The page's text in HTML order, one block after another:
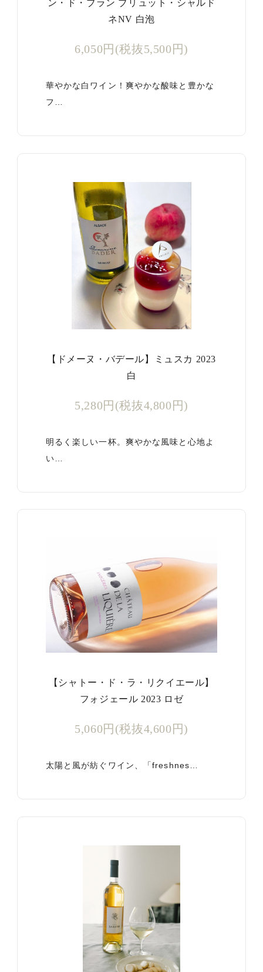
ン・ド・ブラン ブリュット・シャルド
ネNV 白泡
6,050円(税抜5,500円)
華やかな白ワイン！爽やかな酸味と豊かな
フ…
【ドメーヌ・バデール】ミュスカ 2023
白
5,280円(税抜4,800円)
明るく楽しい一杯。爽やかな風味と心地よ
い…
【シャトー・ド・ラ・リクイエール】
フォジェール 2023 ロゼ
5,060円(税抜4,600円)
太陽と風が紡ぐワイン、「freshnes…